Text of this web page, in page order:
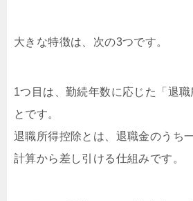
大きな特徴は、次の3つです。
1つ目は、勤続年数に応じた「退
とです。
退職所得控除とは、退職金のうち
計算から差し引ける仕組みです。